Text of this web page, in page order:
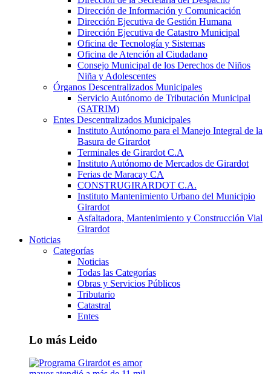
Dirección de Información y Comunicación
Dirección Ejecutiva de Gestión Humana
Dirección Ejecutiva de Catastro Municipal
Oficina de Tecnología y Sistemas
Oficina de Atención al Ciudadano
Consejo Municipal de los Derechos de Niños
Niña y Adolescentes
Órganos Descentralizados Municipales
Servicio Autónomo de Tributación Municipal
(SATRIM)
Entes Descentralizados Municipales
Instituto Autónomo para el Manejo Integral de la
Basura de Girardot
Terminales de Girardot C.A
Instituto Autónomo de Mercados de Girardot
Ferias de Maracay CA
CONSTRUGIRARDOT C.A.
Instituto Mantenimiento Urbano del Municipio
Girardot
Asfaltadora, Mantenimiento y Construcción Vial
Girardot
Noticias
Categorías
Noticias
Todas las Categorías
Obras y Servicios Públicos
Tributario
Catastral
Entes
Lo más Leido